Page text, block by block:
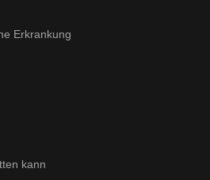
Erkrankung
kann